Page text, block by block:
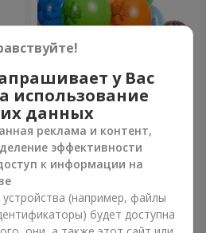
Коллекция шариков "День
рождения" (с Тедди)
Заказать
у Вас
использование
данных
реклама и контент,
эффективности
к информации на
(например, файлы
будет доступна